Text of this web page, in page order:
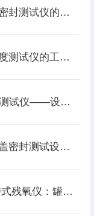
正压法与负压法密封测试仪的区别
高档卫生纸柔软度测试仪的工作原理
20度斜面剥离力测试仪——设备简介
药用滴眼液瓶封盖密封测试设备介绍
赛成DK-190手持式残氧仪：罐头包装残氧含量试验方法